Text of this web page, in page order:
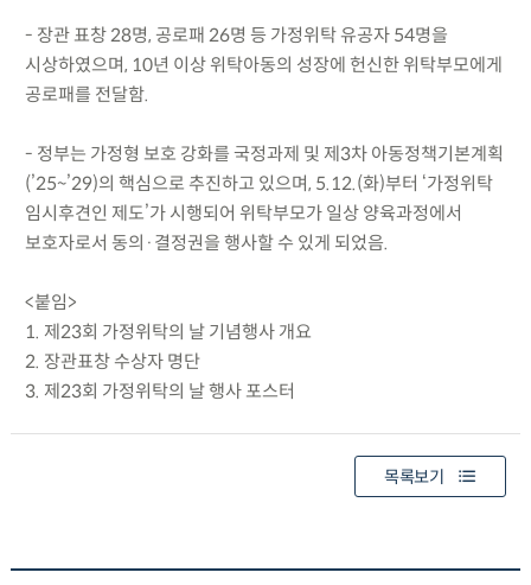
- 장관 표창 28명, 공로패 26명 등 가정위탁 유공자 54명을
시상하였으며, 10년 이상 위탁아동의 성장에 헌신한 위탁부모에게
공로패를 전달함.
- 정부는 가정형 보호 강화를 국정과제 및 제3차 아동정책기본계획
(’25~’29)의 핵심으로 추진하고 있으며, 5.12.(화)부터 ‘가정위탁
임시후견인 제도’가 시행되어 위탁부모가 일상 양육과정에서
보호자로서 동의·결정권을 행사할 수 있게 되었음.
<붙임>
1. 제23회 가정위탁의 날 기념행사 개요
2. 장관표창 수상자 명단
3. 제23회 가정위탁의 날 행사 포스터
목록보기